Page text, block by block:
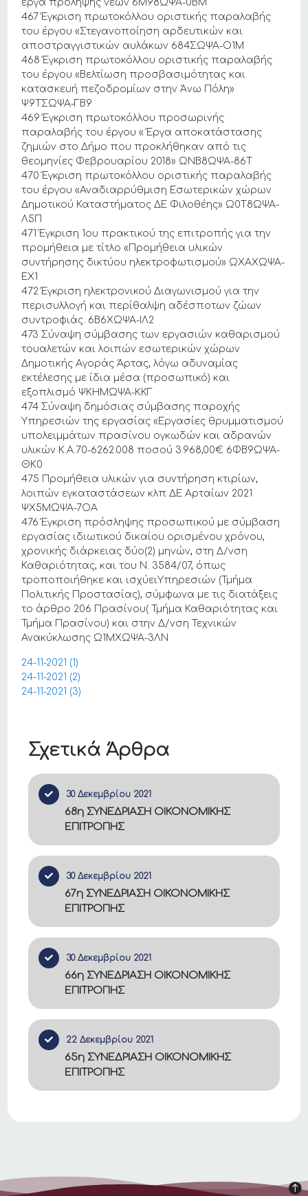
Σχετικά Άρθρα
30 Δεκεμβρίου 2021
68η ΣΥΝΕΔΡΙΑΣΗ ΟΙΚΟΝΟΜΙΚΗΣ
ΕΠΙΤΡΟΠΗΣ
30 Δεκεμβρίου 2021
67η ΣΥΝΕΔΡΙΑΣΗ ΟΙΚΟΝΟΜΙΚΗΣ
ΕΠΙΤΡΟΠΗΣ
30 Δεκεμβρίου 2021
66η ΣΥΝΕΔΡΙΑΣΗ ΟΙΚΟΝΟΜΙΚΗΣ
ΕΠΙΤΡΟΠΗΣ
22 Δεκεμβρίου 2021
65η ΣΥΝΕΔΡΙΑΣΗ ΟΙΚΟΝΟΜΙΚΗΣ
ΕΠΙΤΡΟΠΗΣ
έργα πρόληψης νέων 6Μ98ΩΨΑ-0ΒΜ
467 Έγκριση πρωτοκόλλου οριστικής παραλαβής
του έργου «Στεγανοποίηση αρδευτικών και
αποστραγγιστικών αυλάκων 684ΣΩΨΑ-Ο1Μ
468 Έγκριση πρωτοκόλλου οριστικής παραλαβής
του έργου «Βελτίωση προσβασιμότητας και
κατασκευή πεζοδρομίων στην Άνω Πόλη»
Ψ9ΤΣΩΨΑ-ΓΒ9
469 Έγκριση πρωτοκόλλου προσωρινής
παραλαβής του έργου « Έργα αποκατάστασης
ζημιών στο Δήμο που προκλήθηκαν από τις
θεομηνίες Φεβρουαρίου 2018» ΩΝΒ8ΩΨΑ-86Τ
470 Έγκριση πρωτοκόλλου οριστικής παραλαβής
του έργου «Αναδιαρρύθμιση Εσωτερικών χώρων
Δημοτικού Καταστήματος ΔΕ Φιλοθέης» Ω0Τ8ΩΨΑ-
Λ5Π
471 Έγκριση 1ου πρακτικού της επιτροπής για την
προμήθεια με τίτλο «Προμήθεια υλικών
συντήρησης δικτύου ηλεκτροφωτισμού» ΩΧΑΧΩΨΑ-
ΕΧ1
472 Έγκριση ηλεκτρονικού Διαγωνισμού για την
περισυλλογή και περίθαλψη αδέσποτων ζώων
συντροφιάς. 6Β6ΧΩΨΑ-ΙΛ2
473 Σύναψη σύμβασης των εργασιών καθαρισμού
τουαλετών και λοιπών εσωτερικών χώρων
Δημοτικής Αγοράς Άρτας, λόγω αδυναμίας
εκτέλεσης με ίδια μέσα (προσωπικό) και
εξοπλισμό ΨΚΗΜΩΨΑ-ΚΚΓ
474 Σύναψη δημόσιας σύμβασης παροχής
Υπηρεσιών της εργασίας «Εργασίες θρυμματισμού
υπολειμμάτων πρασίνου ογκωδών και αδρανών
υλικών Κ.Α.70-6262.008 ποσού 3.968,00€ 6ΦΒ9ΩΨΑ-
ΘΚ0
475 Προμήθεια υλικών για συντήρηση κτιρίων,
λοιπών εγκαταστάσεων κλπ ΔΕ Αρταίων 2021
ΨΧ5ΜΩΨΑ-7ΟΑ
476 Έγκριση πρόσληψης προσωπικού με σύμβαση
εργασίας ιδιωτικού δικαίου ορισμένου χρόνου,
χρονικής διάρκειας δύο(2) μηνών, στη Δ/νση
Καθαριότητας, και του Ν. 3584/07, όπως
τροποποιήθηκε και ισχύειΥπηρεσιών (Τμήμα
Πολιτικής Προστασίας), σύμφωνα με τις διατάξεις
το άρθρο 206 Πρασίνου( Τμήμα Καθαριότητας και
Τμήμα Πρασίνου) και στην Δ/νση Τεχνικών
Ανακύκλωσης Ω1ΜΧΩΨΑ-3ΛΝ
24-11-2021 (1)
24-11-2021 (2)
24-11-2021 (3)